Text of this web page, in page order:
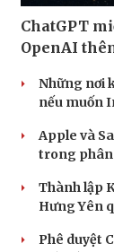
ChatGPT
OpenAI
Những nơi
nếu muốn
Apple và
trong phân
Thành lập
Hưng Yên
Phê duyệt